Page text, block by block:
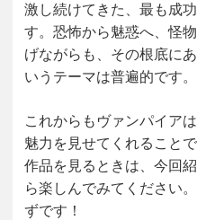
激し続けてきた、最も成
す。恐怖から魅惑へ、怪
げながらも、その根底に
いうテーマは普遍的です。
これからもヴァンパイア
魅力を見せてくれること
作品を見るときは、今回
ら楽しんでみてください
ずです！